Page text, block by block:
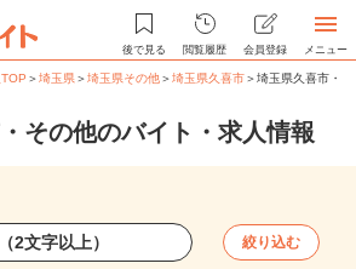
後で見る 閲覧履歴 会員登録 メニュー
＞埼玉県＞埼玉県その他＞埼玉県久喜市＞埼玉県久喜市・
その他のバイト・求人情報
絞り込む